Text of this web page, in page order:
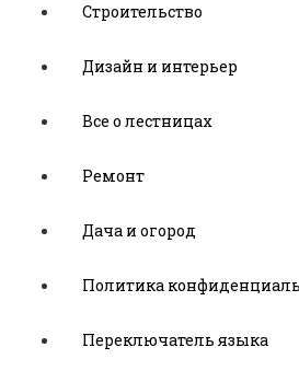
Строительство
Дизайн и интерьер
Все о лестницах
Ремонт
Дача и огород
Политика
Переключатель языка